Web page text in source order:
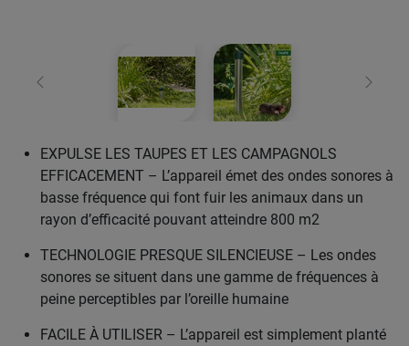
retour
EXPULSE LES TAUPES ET LES CAMPAGNOLS
EFFICACEMENT – L’appareil émet des ondes sonores à
basse fréquence qui font fuir les animaux dans un
rayon d’efficacité pouvant atteindre 800 m2
TECHNOLOGIE PRESQUE SILENCIEUSE – Les ondes
sonores se situent dans une gamme de fréquences à
peine perceptibles par l’oreille humaine
FACILE À UTILISER – L’appareil est simplement planté